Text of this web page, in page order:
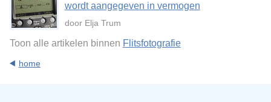
wordt aangegeven in vermogen
door Elja Trum
Toon alle artikelen binnen Flitsfotografie
home